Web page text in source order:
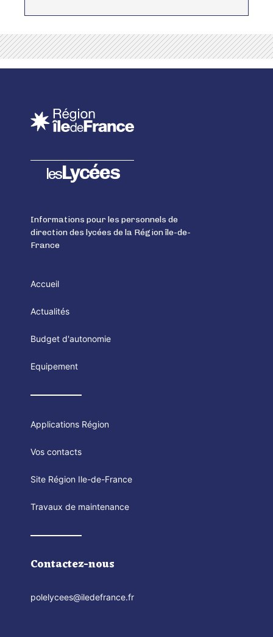
lesLycées
Informations pour les personnels de
direction des lycées de la Région île-de-
France
Accueil
Actualités
Budget d'autonomie
Equipement
Applications Région
Vos contacts
Site Région Ile-de-France
Travaux de maintenance
Contactez-nous
polelycees@iledefrance.fr